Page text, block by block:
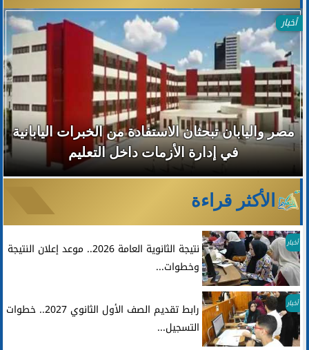
أخبار
مصر واليابان تبحثان الاستفادة من الخبرات اليابانية
في إدارة الأزمات داخل التعليم
الأكثر قراءة
أخبار
نتيجة الثانوية العامة 2026.. موعد إعلان النتيجة
وخطوات...
أخبار
رابط تقديم الصف الأول الثانوي 2027.. خطوات
التسجيل...